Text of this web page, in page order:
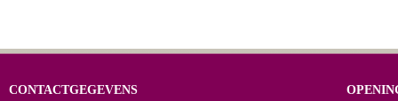
CONTACTGEGEVENS